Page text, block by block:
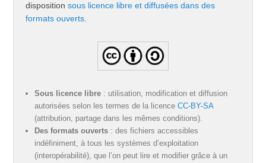
dispositionsous licence libre et diffusées dans des
formats ouverts.
Sous licence libre : utilisation, modification et diffusion
autorisées selon les termes de la licenceCC-BY-SA
(attribution, partage dans les mêmes conditions).
Des formats ouverts : des fichiers accessibles
indéfiniment, à tous les systèmes d’exploitation
(interopérabilité), que l’on peut lire et modifier grâce à un